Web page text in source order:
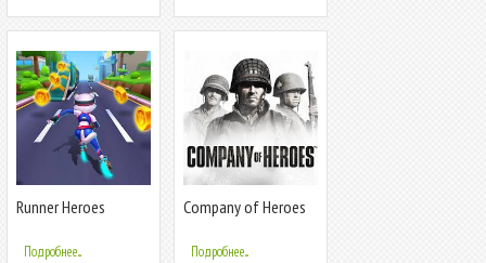
Runner Heroes
Подробнее...
Company of Heroes
Подробнее...